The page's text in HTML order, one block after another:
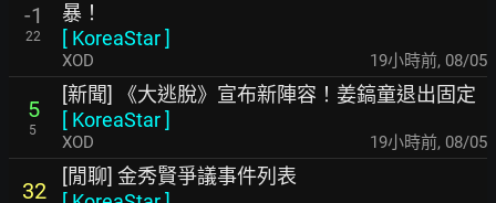
-1
22
暴！
[ KoreaStar]
XOD 19小時前, 08/05
5
5
[新聞] 《大逃脫》宣布新陣容！姜鎬童退出固定
[ KoreaStar]
XOD 19小時前, 08/05
32
[閒聊] 金秀賢爭議事件列表